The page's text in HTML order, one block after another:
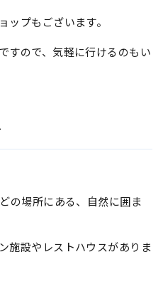
ップもございます。
すので、気軽に行けるのもい
の場所にある、自然に囲ま
施設やレストハウスがありま